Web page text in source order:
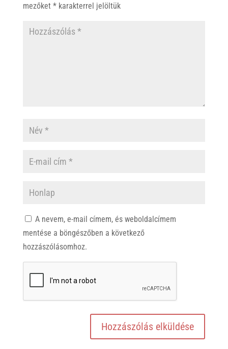
mezőket *karakterrel jelöltük
A nevem, e-mail címem, és weboldalcímem
mentése a böngészőben a következő
hozzászólásomhoz.